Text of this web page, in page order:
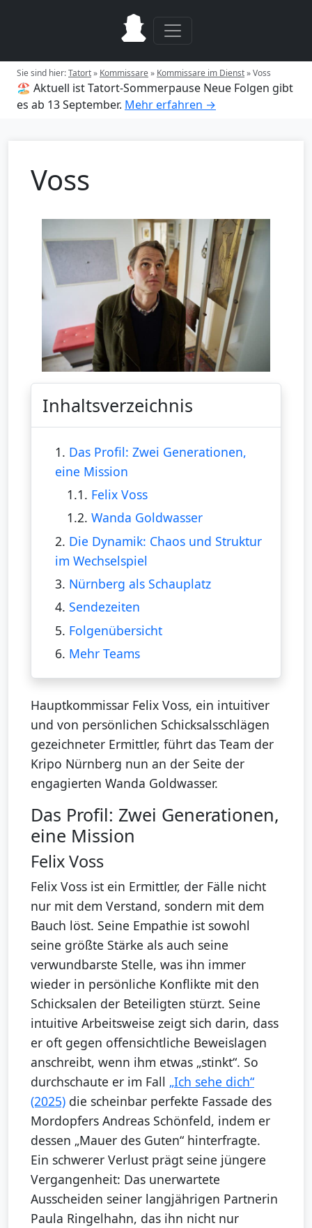
Sie sind hier:Tatort» Kommissare» Kommissare im Dienst»Voss
🏖️ Aktuell ist Tatort-Sommerpause Neue Folgen gibt
es ab 13 September. Mehr erfahren →
Voss
Inhaltsverzeichnis
1. Das Profil: Zwei Generationen,
eine Mission
1.1. Felix Voss
1.2.Wanda Goldwasser
2. Die Dynamik: Chaos und Struktur
im Wechselspiel
3. Nürnberg als Schauplatz
4. Sendezeiten
5. Folgenübersicht
6. Mehr Teams
Hauptkommissar Felix Voss, ein intuitiver
und von persönlichen Schicksalsschlägen
gezeichneter Ermittler, führt das Team der
Kripo Nürnberg nun an der Seite der
engagierten Wanda Goldwasser.
Das Profil: Zwei Generationen,
eine Mission
Felix Voss
Felix Voss ist ein Ermittler, der Fälle nicht
nur mit dem Verstand, sondern mit dem
Bauch löst. Seine Empathie ist sowohl
seine größte Stärke als auch seine
verwundbarste Stelle, was ihn immer
wieder in persönliche Konflikte mit den
Schicksalen der Beteiligten stürzt. Seine
intuitive Arbeitsweise zeigt sich darin, dass
er oft gegen offensichtliche Beweislagen
anschreibt, wenn ihm etwas „stinkt“. So
durchschaute er im Fall „Ich sehe dich“
(2025) die scheinbar perfekte Fassade des
Mordopfers Andreas Schönfeld, indem er
dessen „Mauer des Guten“ hinterfragte.
Ein schwerer Verlust prägt seine jüngere
Vergangenheit: Das unerwartete
Ausscheiden seiner langjährigen Partnerin
Paula Ringelhahn, das ihn nicht nur